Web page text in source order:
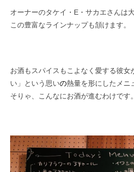
オーナーのタケイ・E・サカエさんは
この豊富なラインナップも頷けます。
お酒もスパイスもこよなく愛する彼女
い」という思いの熱量を形にしたメニ
そりゃ、こんなにお酒が進むわけです。